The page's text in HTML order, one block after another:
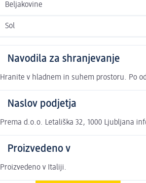
Beljakovine
Sol
Navodila za shranjevanje
Hranite v hladnem in suhem prostoru. Po
Naslov podjetja
Prema d.o.o. Letališka 32, 1000 Ljubljana
Proizvedeno v
Proizvedeno v Italiji.